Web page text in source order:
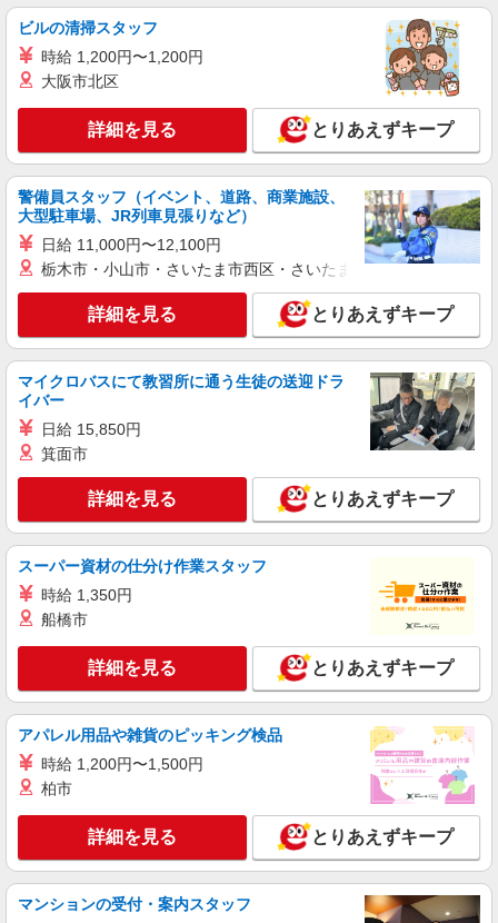
＜17時定時＆残業なし＞かんたん入力＆チェ
ック＊気分転換にすこし作業♪
時給1400円 【月収例】時給1400円×7時間×月
愛知県名古屋市中区／最寄駅：伏見（愛知県）
駅、丸の内（愛知県）駅 ●東山線・名城線栄か
らも徒歩圏内 ※鶴舞線もアクセスも便利！
キープ 詳細を見る
派遣社員
パーソルテンプスタッフ株式会社 名古屋コーディネートセンタ
9月開始★［正社員化実績あり］未経験OK！
グループ会社向けの保険事務★
時給1550円 【月収例】時給1550円×7時間40分
×月21日＝249,648円＋残業代
愛知県名古屋市中区／最寄駅：伏見（愛知県）
駅、栄（愛知県）駅 ※地下鉄桜通線 丸の内駅か
キープ 詳細を見る
パーソルテンプスタッフ株式会社 キャリアプロモーションセンター
四課/26-0501434
［ブランクOK／銀行経験者歓迎］信託銀行で
時給1500円
愛知県名古屋市中区／最寄駅：金山（愛知県）
駅、東別院駅
キープ 詳細を見る
派遣社員
パーソルテンプスタッフ株式会社 名古屋コーディネートセンタ
ー/26-0606982
9月開始★［時給1700円×7時間］貿易経験が活
かせます ＠大手物流会社
時給1700円 【月収例】時給1700円×実働7時間
ビルの清掃スタッフ
時給 1,200円〜1,200円
大阪市北区
詳細を見る とりあえずキープ
警備員スタッフ（イベント、道路、商業施設、
大型駐車場、JR列車見張りなど）
日給 11,000円〜12,100円
栃木市・小山市・さいたま市西区・さいたま市岩槻区・久喜市・
詳細を見る とりあえずキープ
マイクロバスにて教習所に通う生徒の送迎ドラ
イバー
日給 15,850円
箕面市
詳細を見る とりあえずキープ
スーパー資材の仕分け作業スタッフ
時給 1,350円
船橋市
詳細を見る とりあえずキープ
アパレル用品や雑貨のピッキング検品
時給 1,200円〜1,500円
柏市
詳細を見る とりあえずキープ
マンションの受付・案内スタッフ